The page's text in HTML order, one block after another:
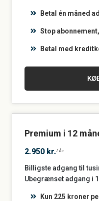
Betal én måned
Stop
Betal med
Premium i 12
2.950 kr./år
Billigste adgang til
Ubegrænset adgang i
Kun 225 kroner